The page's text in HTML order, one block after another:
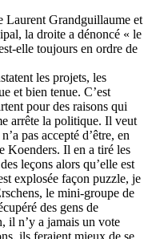
Laurent Grandguillaume et
la droite a dénoncé « le
elle toujours en ordre de
les projets, les
et bien tenue. C’est
pour des raisons qui
arrête la politique. Il veut
pas accepté d’être, en
Koenders. Il en a tiré les
leçons alors qu’elle est
explosée façon puzzle, je
le mini-groupe de
des gens de
il n’y a jamais un vote
ils feraient mieux de se